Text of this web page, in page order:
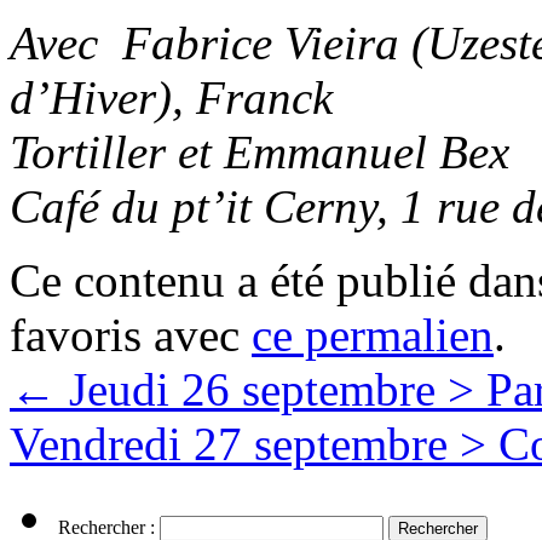
Avec Fabrice Vieira
d’Hiver), Franck
Tortiller et Emmanuel Bex
Café du pt’it Cerny, 1 rue
Ce contenu a été publié
favoris avec ce permalien.
← Jeudi 26 septembre >
Vendredi 27 septembre >
Rechercher :